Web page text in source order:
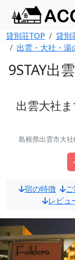
貸別荘TOP 貸別
出雲・大社・湯
9STAY出雲
出雲大社
島根県出雲市大
宿の特徴
レビュ